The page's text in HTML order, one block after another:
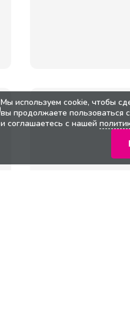
Мы используем cookie, чтобы
вы продолжаете пользоваться
и соглашаетесь с нашей